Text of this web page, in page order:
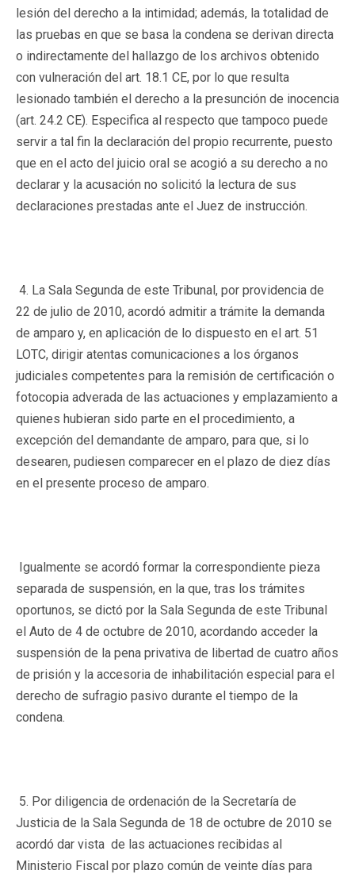
lesión del derecho a la intimidad; además, la totalidad de
las pruebas en que se basa la condena se derivan directa
o indirectamente del hallazgo de los archivos obtenido
con vulneración del art. 18.1 CE, por lo que resulta
lesionado también el derecho a la presunción de inocencia
(art. 24.2 CE). Especifica al respecto que tampoco puede
servir a tal fin la declaración del propio recurrente, puesto
que en el acto del juicio oral se acogió a su derecho a no
declarar y la acusación no solicitó la lectura de sus
declaraciones prestadas ante el Juez de instrucción.
4. La Sala Segunda de este Tribunal, por providencia de
22 de julio de 2010, acordó admitir a trámite la demanda
de amparo y, en aplicación de lo dispuesto en el art. 51
LOTC, dirigir atentas comunicaciones a los órganos
judiciales competentes para la remisión de certificación o
fotocopia adverada de las actuaciones y emplazamiento a
quienes hubieran sido parte en el procedimiento, a
excepción del demandante de amparo, para que, si lo
desearen, pudiesen comparecer en el plazo de diez días
en el presente proceso de amparo.
Igualmente se acordó formar la correspondiente pieza
separada de suspensión, en la que, tras los trámites
oportunos, se dictó por la Sala Segunda de este Tribunal
el Auto de 4 de octubre de 2010, acordando acceder la
suspensión de la pena privativa de libertad de cuatro años
de prisión y la accesoria de inhabilitación especial para el
derecho de sufragio pasivo durante el tiempo de la
condena.
5. Por diligencia de ordenación de la Secretaría de
Justicia de la Sala Segunda de 18 de octubre de 2010 se
acordó dar vista de las actuaciones recibidas al
Ministerio Fiscal por plazo común de veinte días para